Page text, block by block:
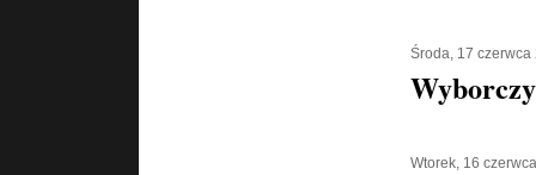
Środa, 17 czerwca
Wtorek, 16